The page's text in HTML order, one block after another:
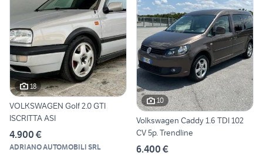
18
VOLKSWAGEN Golf 2.0 GTI
ISCRITTA ASI
4.900 €
ADRIANO AUTOMOBILI SRL
10
Volkswagen Caddy 1.6 TDI 102
CV 5p. Trendline
6.400 €